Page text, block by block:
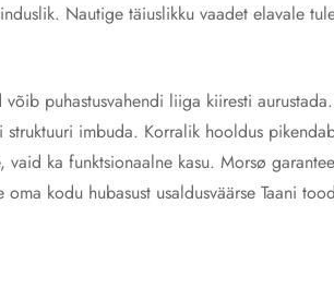
Nautige täiuslikku vaadet elavale
puhastusvahendi liiga kiiresti
imbuda. Korralik hooldus
ka funktsionaalne kasu. Morsø
kodu hubasust usaldusväärse Taani